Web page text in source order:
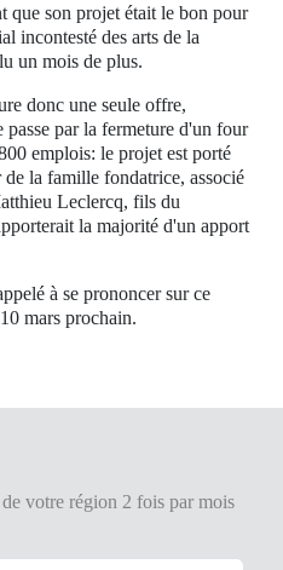
que son projet était le bon pour
incontesté des arts de la
un mois de plus.
donc une seule offre,
par la fermeture d'un four
emplois: le projet est porté
la famille fondatrice, associé
Leclercq, fils du
la majorité d'un apport
à se prononcer sur ce
mars prochain.
votre région 2 fois par mois